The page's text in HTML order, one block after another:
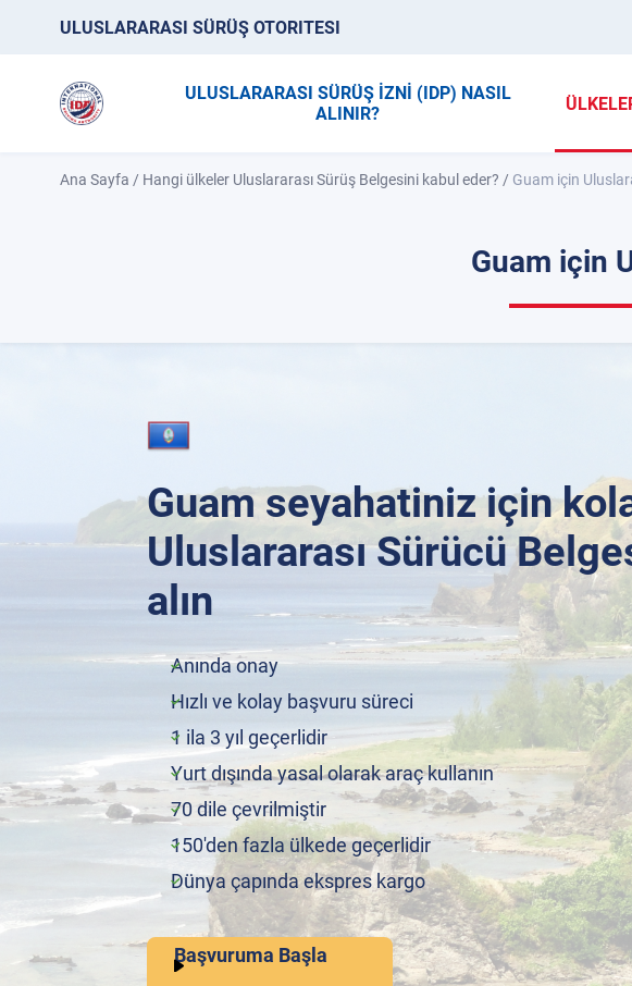
ULUSLARARASI SÜRÜŞ OTORITESI
ULUSLARARASI SÜRÜŞ İZNİ (IDP) NASIL
ALINIR?
Ana Sayfa / Hangi ülkeler Uluslararası Sürüş Belgesini kabul eder? / Guam için
Guam için
Guam seyahatiniz için
Uluslararası Sürücü
alın
Anında onay
Hızlı ve kolay başvuru süreci
1 ila 3 yıl geçerlidir
Yurt dışında yasal olarak araç kullanın
70 dile çevrilmiştir
150'den fazla ülkede geçerlidir
Dünya çapında ekspres kargo
Başvuruma Başla